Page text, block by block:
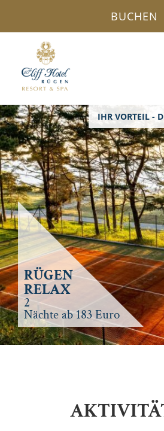
IHR VORTEIL -
BUCHEN
RÜGEN
RELAX
2
Nächte ab 183 Euro